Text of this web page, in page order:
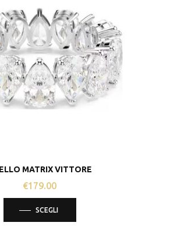
MATRIX VITTORE
€179.00
SCEGLI
prodotto